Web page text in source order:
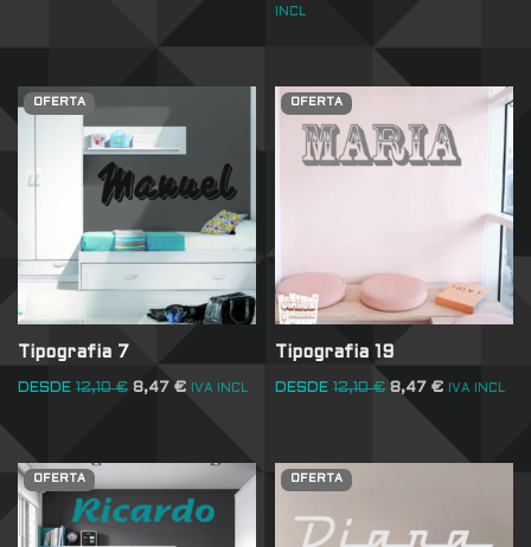
INCL
OFERTA
Tipografia 7
DESDE 12,10€ 8,47 € IVA INCL
OFERTA
Tipografia 19
DESDE 12,10€ 8,47€ IVA INCL
OFERTA OFERTA